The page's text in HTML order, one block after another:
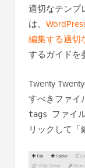
適切なテンプ
は、
編集する適切
するガイドを
Twenty
すべきファイ
tags
ファイ
リックして「